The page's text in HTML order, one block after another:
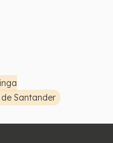
Santander